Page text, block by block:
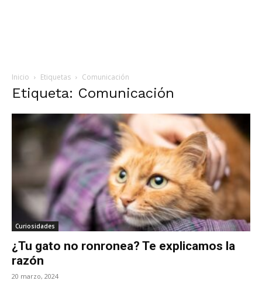
Inicio Etiquetas Comunicación
Etiqueta: Comunicación
Curiosidades
¿Tu gato no ronronea? Te explicamos la
razón
20 marzo, 2024